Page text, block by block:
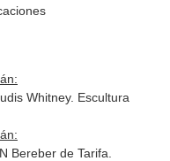
Whitney. Escultura
Bereber de Tarifa.